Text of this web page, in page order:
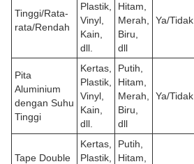
Tinggi/Rata-
rata/Rendah
Plastik,
Vinyl,
Kain,
dll.
Hitam,
Merah,
Biru,
dll
Ya/Tidak
Pita
Aluminium
dengan Suhu
Tinggi
Kertas,
Plastik,
Vinyl,
Kain,
dll.
Putih,
Hitam,
Merah,
Biru,
dll
Ya/Tidak
Tape Double
Kertas,
Plastik,
Putih,
Hitam,